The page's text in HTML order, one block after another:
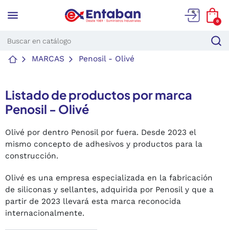
menu 0
MARCAS Penosil - Olivé
Listado de productos por marca
Penosil - Olivé
Olivé por dentro Penosil por fuera. Desde 2023 el
mismo concepto de adhesivos y productos para la
construcción.
Olivé es una empresa especializada en la fabricación
de siliconas y sellantes, adquirida por Penosil y que a
partir de 2023 llevará esta marca reconocida
internacionalmente.